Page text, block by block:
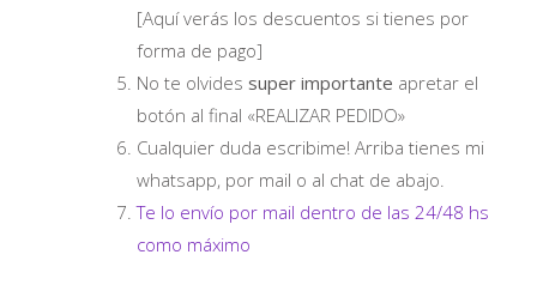
[Aquí verás los descuentos si tienes por
forma de pago]
No te olvides super importante apretar el
botón al final «REALIZAR PEDIDO»
Cualquier duda escribime! Arriba tienes mi
whatsapp, por mail o al chat de abajo.
Te lo envío por mail dentro de las 24/48 hs
como máximo